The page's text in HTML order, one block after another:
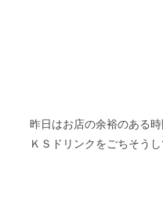
昨日はお店の余裕のある
ＫＳドリンクをごちそう